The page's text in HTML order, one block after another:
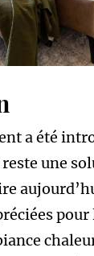
a été
une